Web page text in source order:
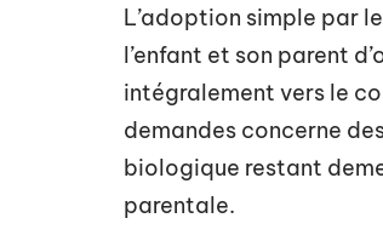
L’adoption simple par
l’enfant et son parent
intégralement vers le
demandes concerne
biologique restant
parentale.